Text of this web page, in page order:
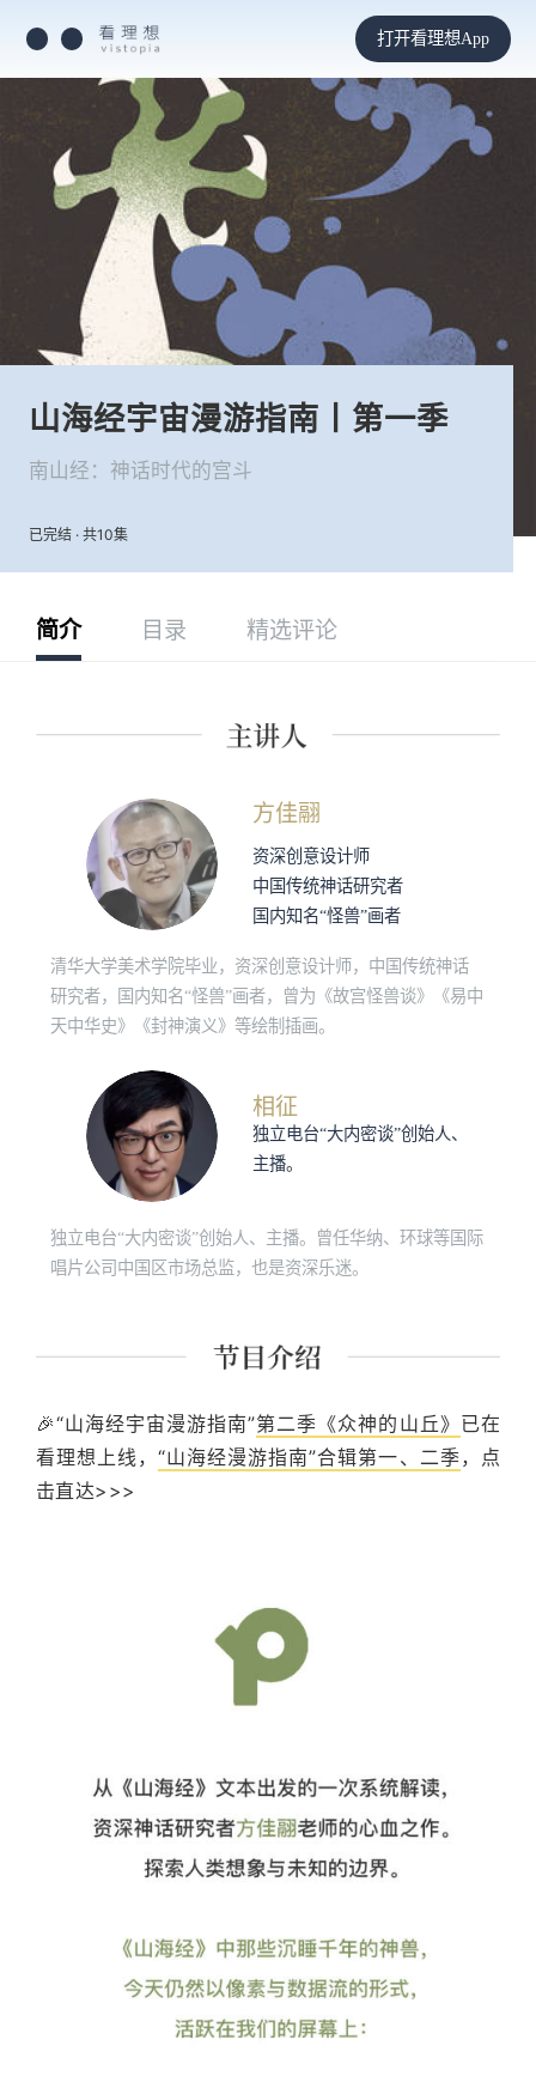
打开看理想App
山海经宇宙漫游指南丨第一季
南山经：神话时代的宫斗
已完结 · 共10集
简介 目录 精选评论
方佳翮
资深创意设计师
中国传统神话研究者
国内知名“怪兽”画者
清华大学美术学院毕业，资深创意设计师，中国传统神话
研究者，国内知名“怪兽”画者，曾为《故宫怪兽谈》《易中
天中华史》《封神演义》等绘制插画。
相征
独立电台“大内密谈”创始人、
主播。
独立电台“大内密谈”创始人、主播。曾任华纳、环球等国际
唱片公司中国区市场总监，也是资深乐迷。
🎉“山海经宇宙漫游指南”第二季《众神的山丘》 已在
看理想上线，“山海经漫游指南”合辑第一、二季 ，点
击直达>>>